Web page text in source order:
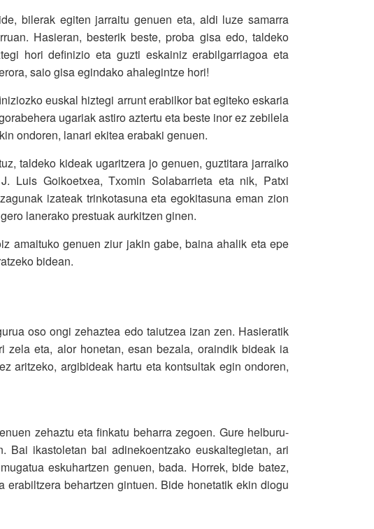
bilerak egiten jarraitu genuen eta, aldi luze samarra
Hasieran, besterik beste, proba gisa edo, taldeko
hori definizio eta guzti eskainiz erabilgarriagoa eta
saio gisa egindako ahalegintze hori!
euskal hiztegi arrunt erabilkor bat egiteko eskaria
ugariak astiro aztertu eta beste inor ez zebilela
ondoren, lanari ekitea erabaki genuen.
taldeko kideak ugaritzera jo genuen, guztitara jarraiko
Luis Goikoetxea, Txomin Solabarrieta eta nik, Patxi
izateak trinkotasuna eta egokitasuna eman zion
lanerako prestuak aurkitzen ginen.
amaituko genuen ziur jakin gabe, baina ahalik eta epe
bidean.
oso ongi zehaztea edo taiutzea izan zen. Hasieratik
zela eta, alor honetan, esan bezala, oraindik bideak ia
aritzeko, argibideak hartu eta kontsultak egin ondoren,
zehaztu eta finkatu beharra zegoen. Gure helburu-
Bai ikastoletan bai adinekoentzako euskaltegietan, ari
eskuhartzen genuen, bada. Horrek, bide batez,
behartzen gintuen. Bide honetatik ekin diogu